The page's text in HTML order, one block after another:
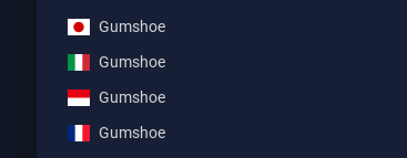
Gumshoe
Gumshoe
Gumshoe
Gumshoe